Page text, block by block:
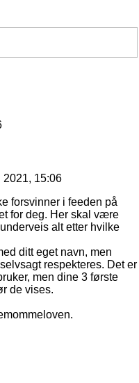
2021, 15:06
forsvinner i feeden på
for deg. Her skal være
alt etter hvilke
ditt eget navn, men
respekteres. Det er
men dine 3 første
de vises.